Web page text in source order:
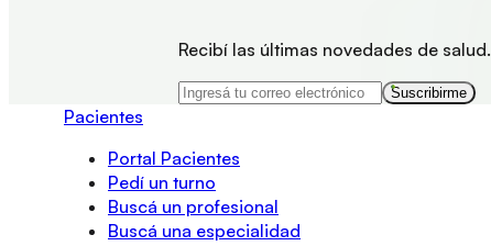
Recibí las últimas novedades de salud.
Suscribirme
Pacientes
Portal Pacientes
Pedí un turno
Buscá un profesional
Buscá una especialidad